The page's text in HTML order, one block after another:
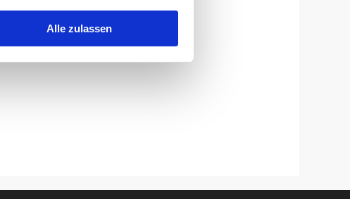
Alle zulassen